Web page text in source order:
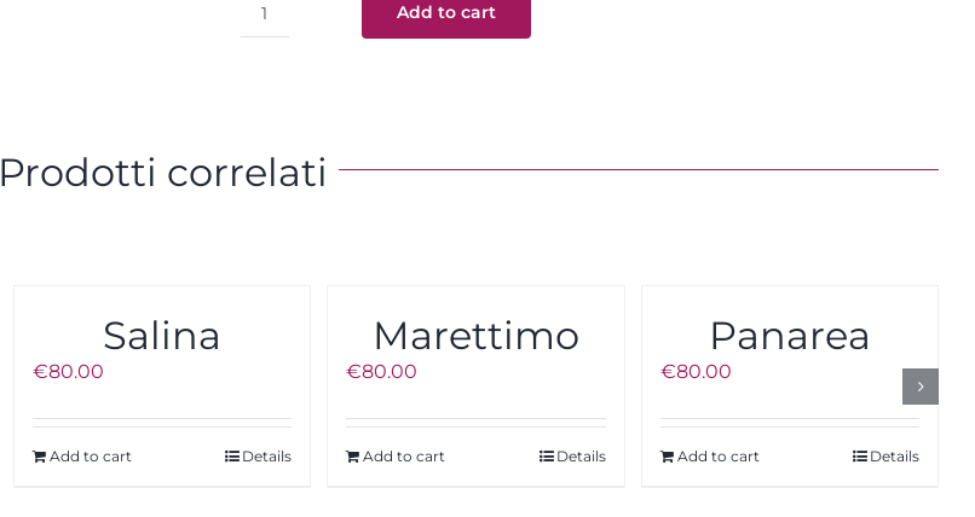
Add to cart
Prodotti correlati
Salina
€80.00
Add to cart Details
Marettimo
€80.00
Add to cart Details
Panarea
€80.00
Add to cart Details